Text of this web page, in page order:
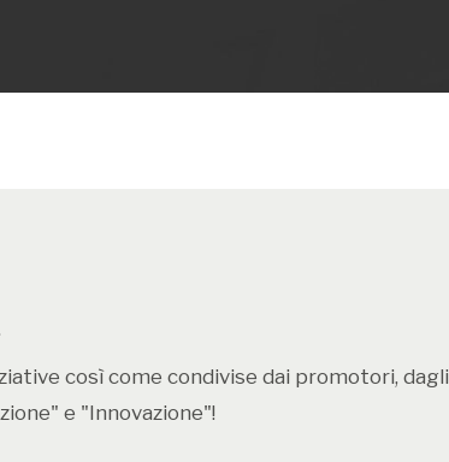
così come condivise dai promotori,
e "Innovazione"!